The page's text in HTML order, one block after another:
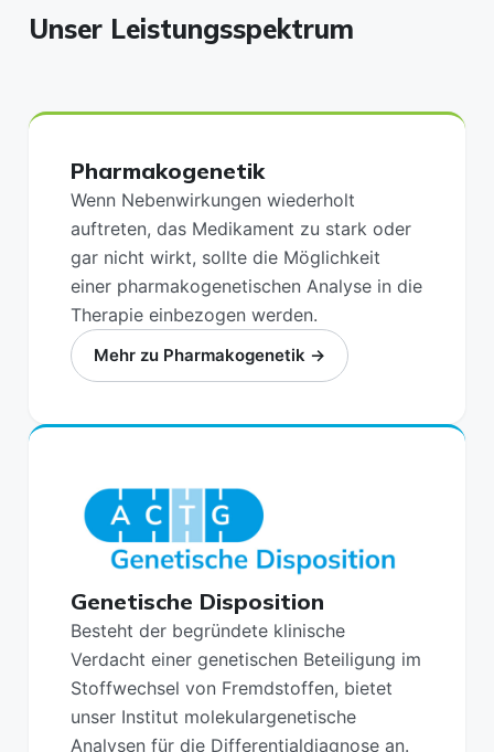
Unser Leistungsspektrum
Pharmakogenetik
Wenn Nebenwirkungen wiederholt
auftreten, das Medikament zu stark oder
gar nicht wirkt, sollte die Möglichkeit
einer pharmakogenetischen Analyse in die
Therapie einbezogen werden.
Mehr zu Pharmakogenetik →
Genetische Disposition
Besteht der begründete klinische
Verdacht einer genetischen Beteiligung im
Stoffwechsel von Fremdstoffen, bietet
unser Institut molekulargenetische
Analysen für die Differentialdiagnose an.